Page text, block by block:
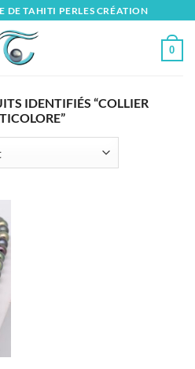
DE TAHITI PERLES CRÉATION
0
IDENTIFIÉS “COLLIER